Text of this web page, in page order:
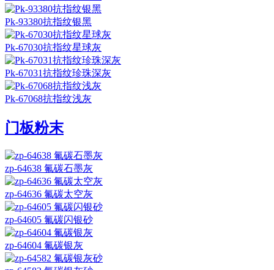
Pk-93380抗指纹银黑
Pk-67030抗指纹星球灰
Pk-67031抗指纹珍珠深灰
Pk-67068抗指纹浅灰
门板粉末
zp-64638 氟碳石墨灰
zp-64636 氟碳太空灰
zp-64605 氟碳闪银砂
zp-64604 氟碳银灰